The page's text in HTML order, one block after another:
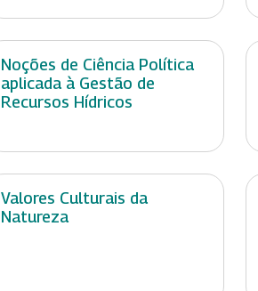
Noções de Ciência Política
aplicada à Gestão de
Recursos Hídricos
Valores Culturais da
Natureza